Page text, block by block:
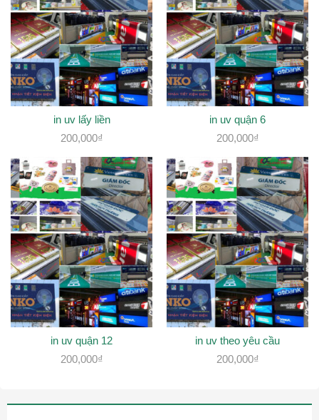
in uv lấy liền
200,000₫
in uv quận 6
200,000₫
in uv quận 12
200,000₫
in uv theo yêu cầu
200,000₫